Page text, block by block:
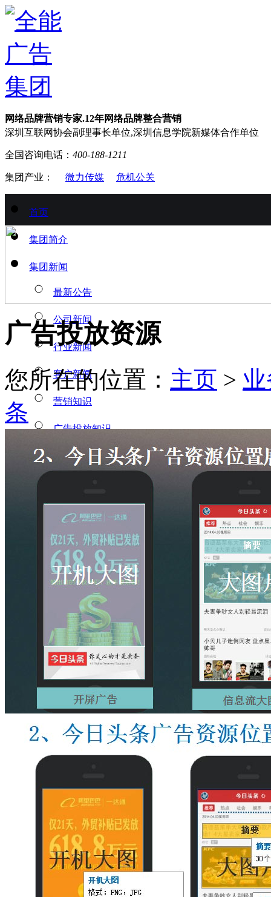
网络品牌营销专家.12年网络品牌整合营销
深圳互联网协会副理事长单位,深圳信息学院新媒体合作单位
全国咨询电话： 400-188-1211
集团产业： 微力传媒 危机公关
首页
集团简介
集团新闻
最新公告
公司新闻
行业新闻
客户新闻
营销知识
广告投放知识
业务范围
门户广告
新媒体营销
新媒体与线下广告
自媒体KOL营销
视频类广告
腾讯视频资源
优酷土豆资源
爱奇艺资源
芒果TV资源
APP类广告
陌陌
今日头条
蜻蜓FM
口岸媒体
广告投放资源
您所在的位置： 主页 >
条